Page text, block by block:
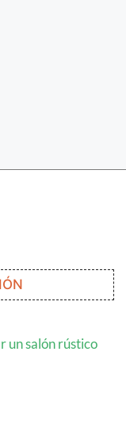
un salón rústico